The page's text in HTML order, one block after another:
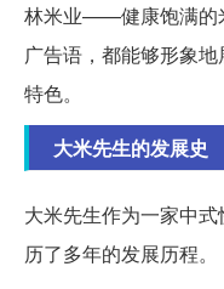
林米业——健康饱满的
广告语，都能够形象
特色。
大米先生的发展史
大米先生作为一家中
历了多年的发展历程。